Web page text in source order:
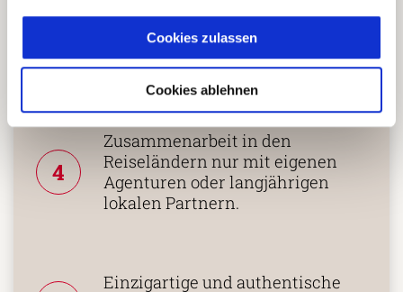
Cookies zulassen
Cookies ablehnen
Tourismuspreisen
ausgezeichnet und als
nachhaltiges Unternehmen
zertifiziert.
4
Zusammenarbeit in den
Reiseländern nur mit eigenen
Agenturen oder langjährigen